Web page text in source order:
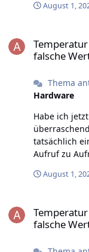
August 1,
falsche
Thema
Hardware
Habe ich
tatsächlich
Aufruf zu Aufruf
auch die
use
August 1,
falsche